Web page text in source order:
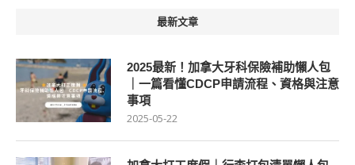
最新文章
2025最新！加拿大牙科保險補助懶人包
｜一篇看懂CDCP申請流程、資格與注意
事項
2025-05-22